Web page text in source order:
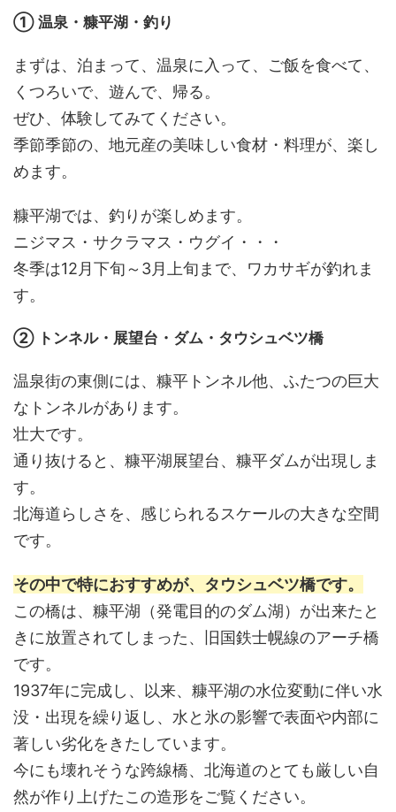
① 温泉・糠平湖・釣り
まずは、泊まって、温泉に入って、ご飯を食べて、
くつろいで、遊んで、帰る。
ぜひ、体験してみてください。
季節季節の、地元産の美味しい食材・料理が、楽し
めます。
糠平湖では、釣りが楽しめます。
ニジマス・サクラマス・ウグイ・・・
冬季は12月下旬～3月上旬まで、ワカサギが釣れま
す。
② トンネル・展望台・ダム・タウシュベツ橋
温泉街の東側には、糠平トンネル他、ふたつの巨大
なトンネルがあります。
壮大です。
通り抜けると、糠平湖展望台、糠平ダムが出現しま
す。
北海道らしさを、感じられるスケールの大きな空間
です。
その中で特におすすめが、 タウシュベツ橋です。
この橋は、糠平湖（発電目的のダム湖）が出来たと
きに放置されてしまった、旧国鉄士幌線のアーチ橋
です。
1937年に完成し、以来、糠平湖の水位変動に伴い水
没・出現を繰り返し、水と氷の影響で表面や内部に
著しい劣化をきたしています。
今にも壊れそうな跨線橋、北海道のとても厳しい自
然が作り上げたこの造形をご覧ください。